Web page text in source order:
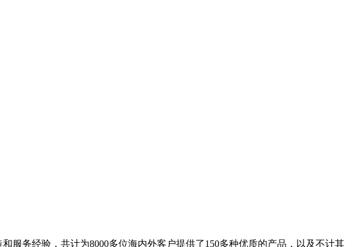
服务经验，共计为8000多位海内外客户提供了150多种优质的产品，以及不计其